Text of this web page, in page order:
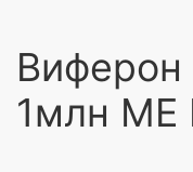
Виферон
1млн